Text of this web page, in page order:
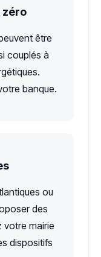
zéro
être
couplés à
banque.
ou
des
votre mairie
dispositifs